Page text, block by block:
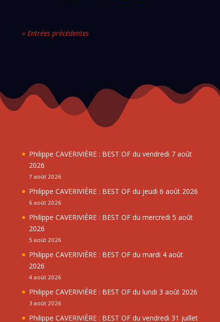
« Entrées précédentes
Philippe CAVERIVIÈRE : BEST OF du vendredi 7 août
2026
7 août 2026
Philippe CAVERIVIÈRE : BEST OF du jeudi 6 août 2026
6 août 2026
Philippe CAVERIVIÈRE : BEST OF du mercredi 5 août
2026
5 août 2026
Philippe CAVERIVIÈRE : BEST OF du mardi 4 août
2026
4 août 2026
Philippe CAVERIVIÈRE : BEST OF du lundi 3 août 2026
3 août 2026
Philippe CAVERIVIÈRE : BEST OF du vendredi 31 juillet